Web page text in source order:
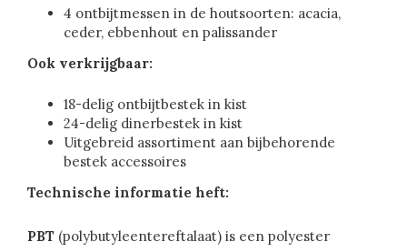
4 ontbijtmessen in de houtsoorten: acacia,
ceder, ebbenhout en palissander
Ook verkrijgbaar:
18-delig ontbijtbestek in kist
24-delig dinerbestek in kist
Uitgebreid assortiment aan bijbehorende
bestek accessoires
Technische informatie heft:
PBT (polybutyleentereftalaat) is een polyester